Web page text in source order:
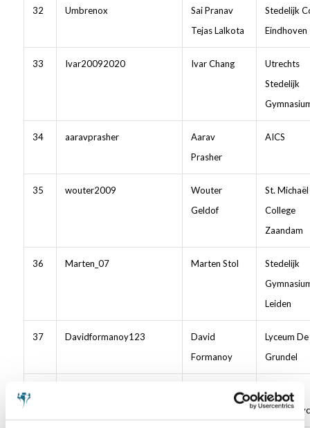
32 Umbrenox
Sai Pranav
Tejas Lalkota
Stedelijk
Eindhoven
33 Ivar20092020 Ivar Chang
Utrechts
Stedelijk
34 aaravprasher
Aarav
Prasher
AICS
35 wouter2009
Wouter
Geldof
St. Michaël
College
Zaandam
36 Marten_07 Marten Stol
Stedelijk
Leiden
37 Davidformanoy123
David
Formanoy
Lyceum De
Grundel
Sint-